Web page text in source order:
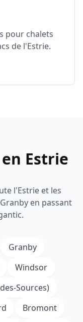
pour chalets
de l'Estrie.
Estrie
l'Estrie et les
en passant
Granby
Windsor
Sources)
Bromont